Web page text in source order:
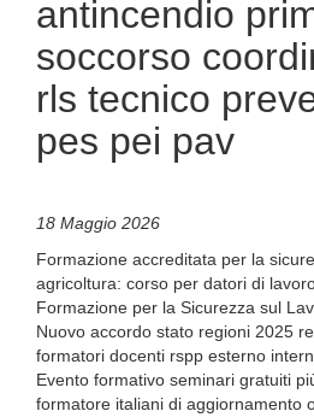
antincendio
soccorso
rls tecnico
pes pei pav
18 Maggio 2026
Formazione accreditata per la
agricoltura: corso per datori di
Formazione per la Sicurezza sul
Nuovo accordo stato regioni 2025
formatori docenti rspp esterno
Evento formativo seminari gratuiti
formatore italiani di aggiornamento